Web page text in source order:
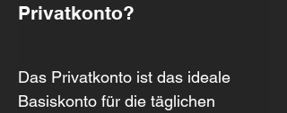
Privatkonto?
Das Privatkonto ist das ideale
Basiskonto für die täglichen